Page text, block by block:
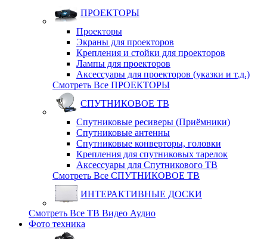
ПРОЕКТОРЫ
Проекторы
Экраны для проекторов
Крепления и стойки для проекторов
Лампы для проекторов
Аксессуары для проекторов (указки и т.д.)
Смотреть Все ПРОЕКТОРЫ
СПУТНИКОВОЕ ТВ
Спутниковые ресиверы (Приёмники)
Спутниковые антенны
Спутниковые конверторы, головки
Крепления для спутниковых тарелок
Аксессуары для Спутникового ТВ
Смотреть Все СПУТНИКОВОЕ ТВ
ИНТЕРАКТИВНЫЕ ДОСКИ
Смотреть Все ТВ Видео Аудио
Фото техника